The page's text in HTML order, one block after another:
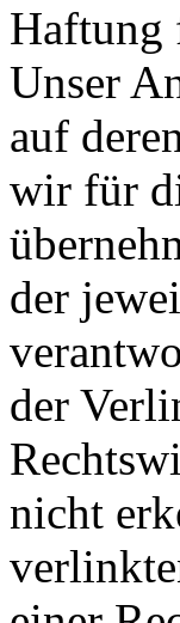
Haftung
Unser
auf
wir für
der
der
nicht